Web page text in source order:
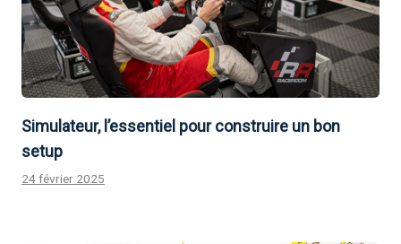
Simulateur, l’essentiel pour construire un bon
setup
24 février 2025